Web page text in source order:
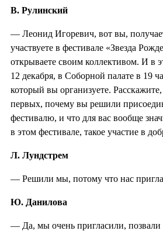
В. Рулинский
— Леонид Игоревич, вот вы,
участвуете в фестивале «Звезда
открываете своим коллективом. И в
12 декабря, в Соборной палате в 19
который вы организуете.
первых, почему вы решили
фестивалю, и что для вас вообще
в этом фестивале, такое участие в
Л. Лундстрем
— Решили мы, потому что нас
Ю. Данилова
— Да, мы очень пригласили, позвали